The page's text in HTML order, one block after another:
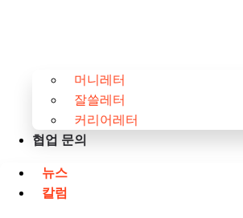
머니레터
잘쓸레터
커리어레터
협업 문의
뉴스
칼럼